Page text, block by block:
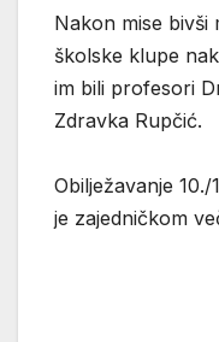
Nakon mise bivši
školske klupe
im bili profesori
Zdravka Rupčić.
Obilježavanje
je zajedničkom